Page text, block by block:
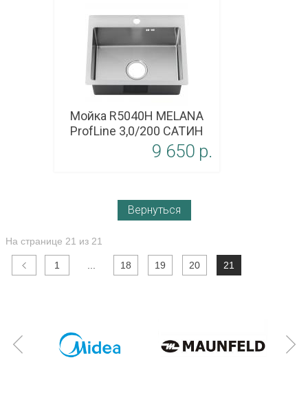
Мойка R5040H MELANA
ProfLine 3,0/200 САТИН
9 650 p.
Вернуться
На странице 21 из 21
1 ... 18 19 20 21